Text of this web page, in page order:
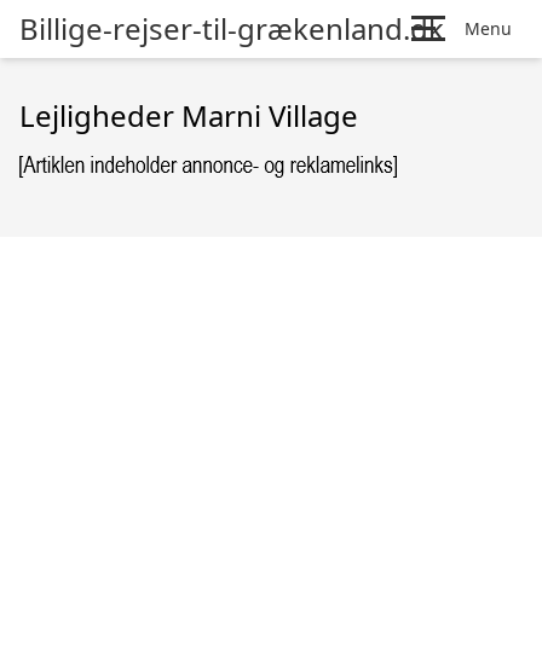
Billige-rejser-til-grækenland.dk Menu
Lejligheder Marni Village